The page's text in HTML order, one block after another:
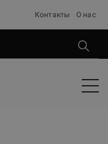
Контакты О нас